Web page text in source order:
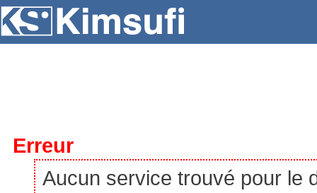
Erreur
Aucun service trouvé pour le